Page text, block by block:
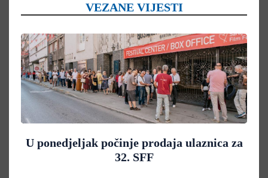
VEZANE VIJESTI
U ponedjeljak počinje prodaja ulaznica za
32. SFF